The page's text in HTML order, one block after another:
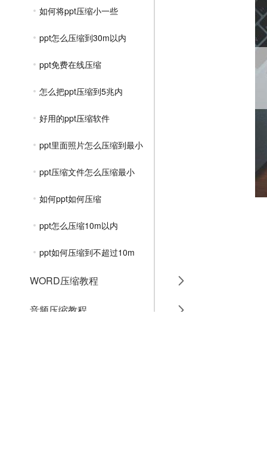
如何将ppt压缩小一些
ppt怎么压缩到30m以内
ppt免费在线压缩
怎么把ppt压缩到5兆内
好用的ppt压缩软件
ppt里面照片怎么压缩到最小
ppt压缩文件怎么压缩最小
如何ppt如何压缩
ppt怎么压缩10m以内
ppt如何压缩到不超过10m
WORD压缩教程
音频压缩教程